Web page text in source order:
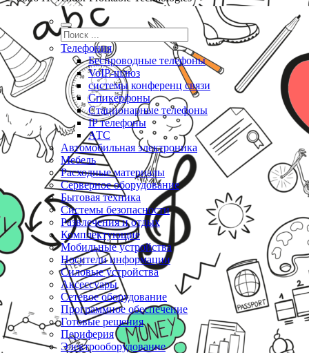
Телефония
Беспроводные телефоны
VoIP-шлюз
системы конференц связи
Спикерфоны
Стационарные телефоны
IP телефоны
АТС
Автомобильная электроника
Мебель
Расходные материалы
Серверное оборудование
Бытовая техника
Системы безопасности
Развлечения и отдых
Комплектующие
Мобильные устройства
Носители информации
Силовые устройства
Аксессуары
Сетевое оборудование
Программное обеспечение
Готовые решения
Периферия
Электрооборудование